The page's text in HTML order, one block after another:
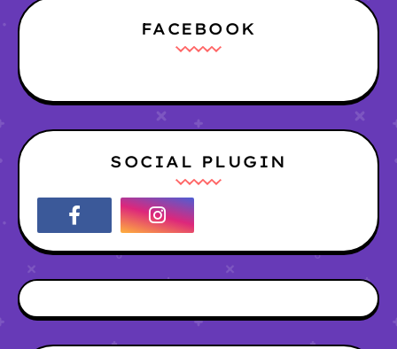
FACEBOOK
SOCIAL PLUGIN